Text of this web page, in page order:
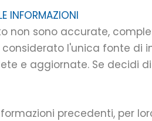
INFORMAZIONI
non sono accurate,
l'unica fonte di
e aggiornate. Se decidi
precedenti, per